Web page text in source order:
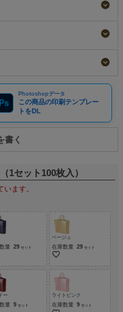
Ps
Photoshopデータ
この商品の印刷テンプレー
トをDL
書く
1セット100枚入）
ます。
量 29
ベージュ
在庫数量 29
ー
量 9
ライトピンク
在庫数量 9